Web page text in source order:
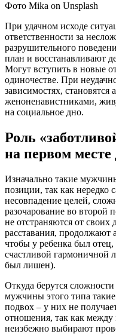
Фото Mika on Unsplash
При удачном исходе
ответственности за
разрушительного
план и восстанавливают
Могут вступить в новые
одиночестве. При
зависимостях, становятся
женоненавистниками,
на социальное дно.
Роль
на первом месте
Изначально такие
позиции, так как нередко
несовпадение целей,
разочарование во
не отстраняются от
расставания, продолжают
чтобы у ребенка был
счастливой гармоничной
был лишен).
Откуда берутся
мужчины этого типа
подвох – у них не
отношения, так как между
неизбежно выбирают